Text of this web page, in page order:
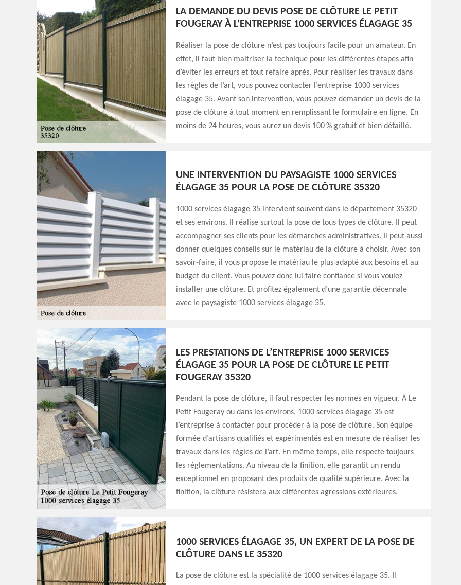
LA DEMANDE DU DEVIS POSE DE CLÔTURE LE PETIT
FOUGERAY À L’ENTREPRISE 1000 SERVICES ÉLAGAGE 35
Réaliser la pose de clôture n’est pas toujours facile pour un amateur. En
effet, il faut bien maitriser la technique pour les différentes étapes afin
d’éviter les erreurs et tout refaire après. Pour réaliser les travaux dans
les règles de l’art, vous pouvez contacter l’entreprise 1000 services
élagage 35. Avant son intervention, vous pouvez demander un devis de la
pose de clôture à tout moment en remplissant le formulaire en ligne. En
moins de 24 heures, vous aurez un devis 100 % gratuit et bien détaillé.
UNE INTERVENTION DU PAYSAGISTE 1000 SERVICES
ÉLAGAGE 35 POUR LA POSE DE CLÔTURE 35320
1000 services élagage 35 intervient souvent dans le département 35320
et ses environs. Il réalise surtout la pose de tous types de clôture. Il peut
accompagner ses clients pour les démarches administratives. Il peut aussi
donner quelques conseils sur le matériau de la clôture à choisir. Avec son
savoir-faire, il vous propose le matériau le plus adapté aux besoins et au
budget du client. Vous pouvez donc lui faire confiance si vous voulez
installer une clôture. Et profitez également d’une garantie décennale
avec le paysagiste 1000 services élagage 35.
LES PRESTATIONS DE L’ENTREPRISE 1000 SERVICES
ÉLAGAGE 35 POUR LA POSE DE CLÔTURE LE PETIT
FOUGERAY 35320
Pendant la pose de clôture, il faut respecter les normes en vigueur. À Le
Petit Fougeray ou dans les environs, 1000 services élagage 35 est
l’entreprise à contacter pour procéder à la pose de clôture. Son équipe
formée d’artisans qualifiés et expérimentés est en mesure de réaliser les
travaux dans les règles de l’art. En même temps, elle respecte toujours
les réglementations. Au niveau de la finition, elle garantit un rendu
exceptionnel en proposant des produits de qualité supérieure. Avec la
finition, la clôture résistera aux différentes agressions extérieures.
1000 SERVICES ÉLAGAGE 35, UN EXPERT DE LA POSE DE
CLÔTURE DANS LE 35320
La pose de clôture est la spécialité de 1000 services élagage 35. Il